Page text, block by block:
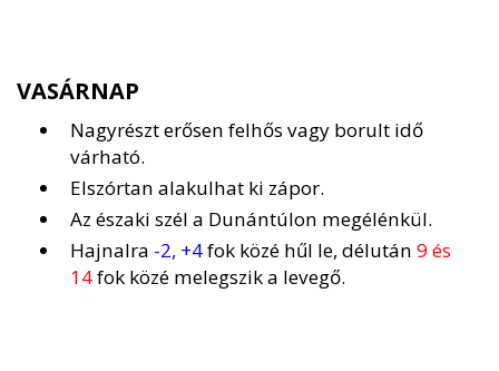
VASÁRNAP
Nagyrészt erősen felhős vagy borult idő
várható.
Elszórtan alakulhat ki zápor.
Az északi szél a Dunántúlon megélénkül.
Hajnalra -2, +4fok közé hűl le, délután 9 és
14fok közé melegszik a levegő.